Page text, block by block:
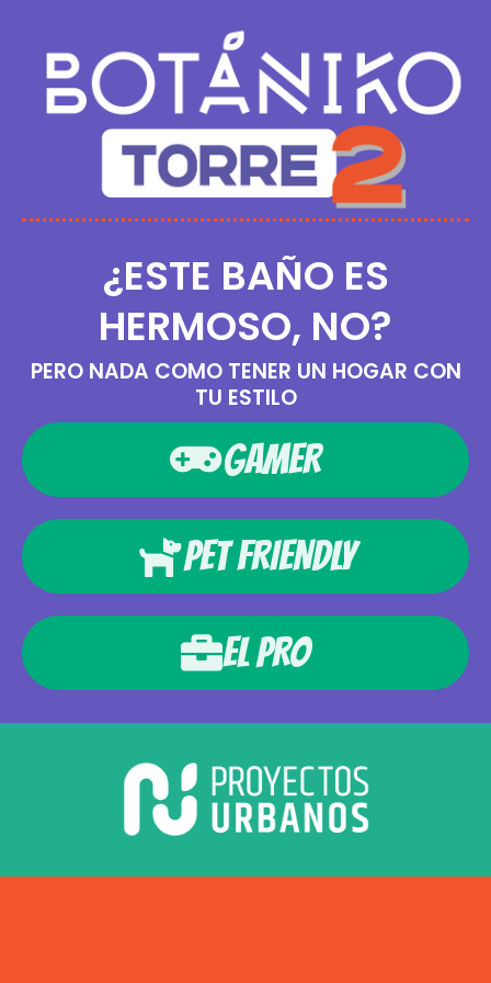
¿ESTE BAÑO ES
HERMOSO, NO?
PERO NADA COMO TENER UN HOGAR CON
TU ESTILO
GAMER
PET FRIENDLY
EL PRO